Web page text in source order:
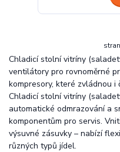
Chladicí stolní vitríny
ventilátory pro rovnoměrné
kompresory, které zvládnou i
Chladicí stolní vitríny
automatické odmrazování a
komponentům pro servis.
výsuvné zásuvky – nabízí
různých typů jídel.